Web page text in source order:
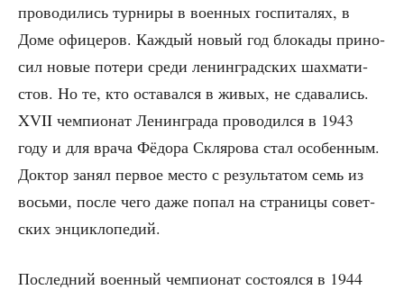
про­во­ди­лись тур­ни­ры в воен­ных гос­пи­та­лях, в
Доме офи­це­ров. Каж­дый новый год бло­ка­ды при­но­
сил новые поте­ри сре­ди ленин­град­ских шах­ма­ти­
стов. Но те, кто оста­вал­ся в живых, не сда­ва­лись.
XVII чем­пи­о­нат Ленин­гра­да про­во­дил­ся в 1943
году и для вра­ча Фёдо­ра Скля­ро­ва стал осо­бен­ным.
Док­тор занял пер­вое место с резуль­та­том семь из
вось­ми, после чего даже попал на стра­ни­цы совет­
ских энциклопедий.
Послед­ний воен­ный чем­пи­о­нат состо­ял­ся в 1944